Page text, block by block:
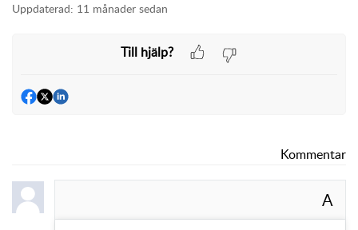
Uppdaterad: 11 månader sedan
Till hjälp?
Kommentar
A